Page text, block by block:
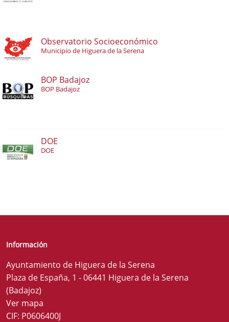
Observatorio Socioeconómico
Municipio de Higuera de la Serena
BOP Badajoz
BOP Badajoz
DOE
DOE
Información
Ayuntamiento de Higuera de la Serena
Plaza de España, 1 - 06441 Higuera de la Serena
(Badajoz)
Ver mapa
CIF: P0606400J